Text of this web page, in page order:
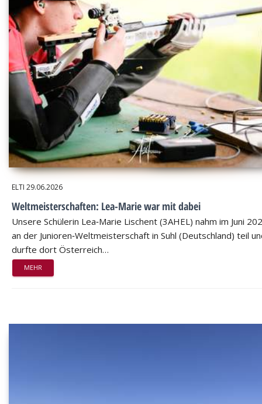
ELTI 29.06.2026
Weltmeisterschaften: Lea-Marie war mit dabei
Unsere Schülerin Lea‑Marie Lischent (3AHEL) nahm im Juni
an der Junioren‑Weltmeisterschaft in Suhl (Deutschland) teil
durfte dort Österreich…
MEHR